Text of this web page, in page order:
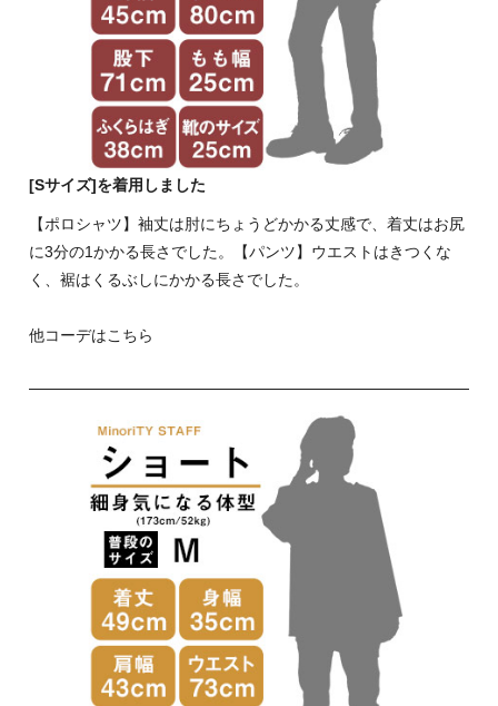
[Sサイズ]を着用しました
【ポロシャツ】袖丈は肘にちょうどかかる丈感で、着丈はお尻
に3分の1かかる長さでした。【パンツ】ウエストはきつくな
く、裾はくるぶしにかかる長さでした。
他コーデはこちら